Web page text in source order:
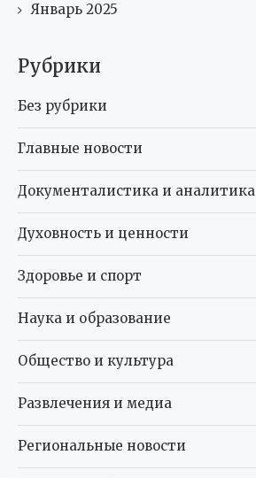
Январь 2025
Рубрики
Без рубрики
Главные новости
Документалистика и аналитика
Духовность и ценности
Здоровье и спорт
Наука и образование
Общество и культура
Развлечения и медиа
Региональные новости